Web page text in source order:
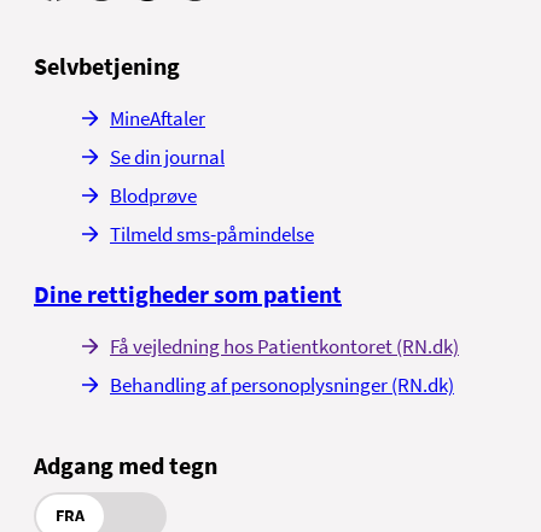
Selvbetjening
MineAftaler
Se din journal
Blodprøve
Tilmeld sms-påmindelse
Dine rettigheder som patient
Få vejledning hos Patientkontoret (RN.dk)
Behandling af personoplysninger (RN.dk)
Adgang med tegn
FRA